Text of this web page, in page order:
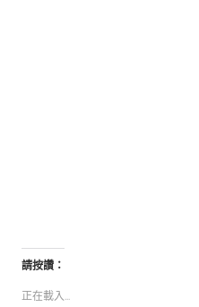
請按讚：
正在載入...